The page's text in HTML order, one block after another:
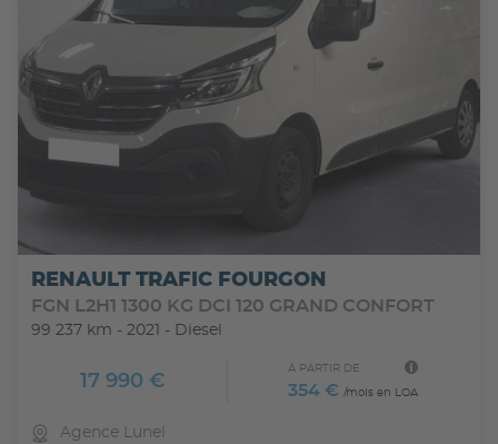
RENAULT TRAFIC FOURGON
FGN L2H1 1300 KG DCI 120 GRAND CONFORT
99 237 km - 2021 - Diesel
17 990 €
À PARTIR DE
354 € /mois en LOA
Agence Lunel